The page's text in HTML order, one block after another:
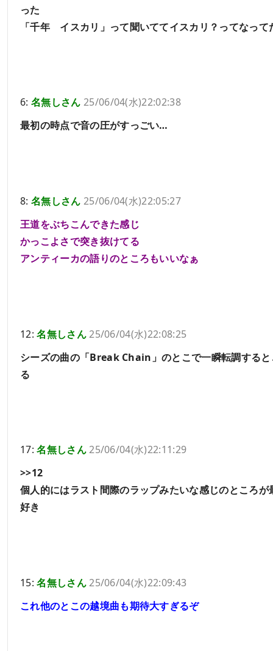
った
「千年 イスカリ」って聞いててイスカリ？ってなって
6: 名無しさん 25/06/04(水)22:02:38
最初の時点で音の圧がすっごい…
8: 名無しさん 25/06/04(水)22:05:27
王道をぶちこんできた感じ
かっこよさで突き抜けてる
アンティーカの語りのところもいいなぁ
12:名無しさん25/06/04(水)22:08:25
シーズの曲の「Break Chain」のとこで一瞬転調する
る
17:名無しさん25/06/04(水)22:11:29
>>12
個人的にはラスト間際のラップみたいな感じのところ
好き
15:名無しさん25/06/04(水)22:09:43
これ他のとこの越境曲も期待大すぎるぞ